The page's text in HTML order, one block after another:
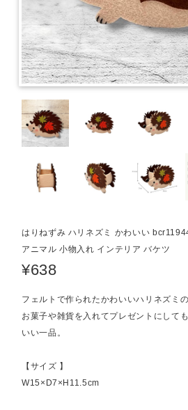
はりねずみ ハリネズミ かわいい
アニマル 小物入れ インテリア バケツ
¥638
フェルトで作られたかわいいハリネズミの
お菓子や雑貨を入れてプレゼントにして
いい一品。
【サイズ 】
W15×D7×H11.5cm